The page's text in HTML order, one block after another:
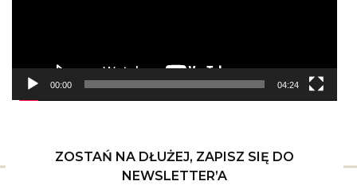
00:00 04:24
ZOSTAŃ NA DŁUŻEJ, ZAPISZ SIĘ DO
NEWSLETTER’A